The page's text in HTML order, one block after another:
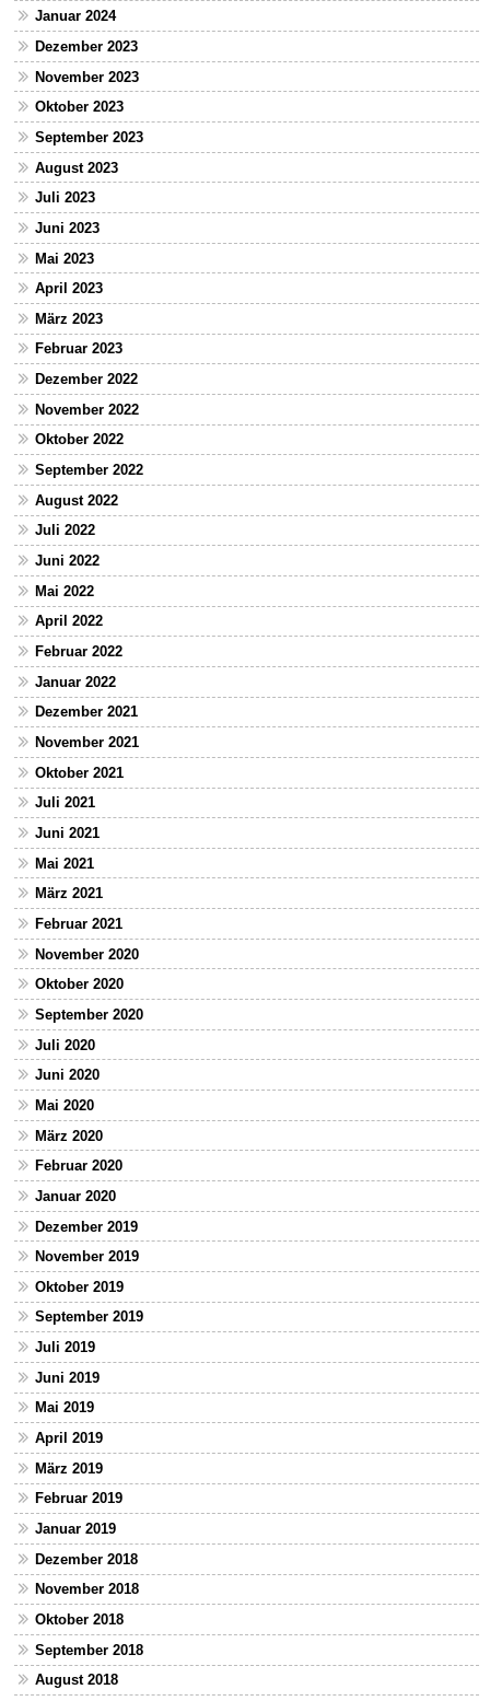
Januar 2024
Dezember 2023
November 2023
Oktober 2023
September 2023
August 2023
Juli 2023
Juni 2023
Mai 2023
April 2023
März 2023
Februar 2023
Dezember 2022
November 2022
Oktober 2022
September 2022
August 2022
Juli 2022
Juni 2022
Mai 2022
April 2022
Februar 2022
Januar 2022
Dezember 2021
November 2021
Oktober 2021
Juli 2021
Juni 2021
Mai 2021
März 2021
Februar 2021
November 2020
Oktober 2020
September 2020
Juli 2020
Juni 2020
Mai 2020
März 2020
Februar 2020
Januar 2020
Dezember 2019
November 2019
Oktober 2019
September 2019
Juli 2019
Juni 2019
Mai 2019
April 2019
März 2019
Februar 2019
Januar 2019
Dezember 2018
November 2018
Oktober 2018
September 2018
August 2018